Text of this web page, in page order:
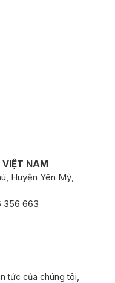
VIỆT NAM
Huyện Yên Mỹ,
356 663
tức của chúng tôi,